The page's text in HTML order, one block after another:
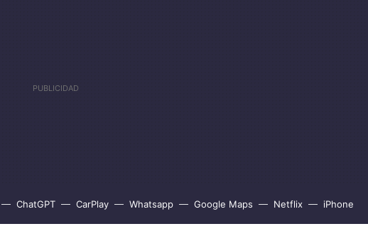
ChatGPT CarPlay Whatsapp Google Maps Netflix iPhone